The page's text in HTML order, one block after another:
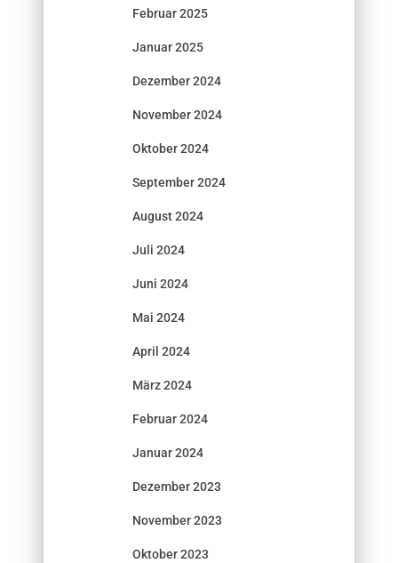
Februar 2025
Januar 2025
Dezember 2024
November 2024
Oktober 2024
September 2024
August 2024
Juli 2024
Juni 2024
Mai 2024
April 2024
März 2024
Februar 2024
Januar 2024
Dezember 2023
November 2023
Oktober 2023